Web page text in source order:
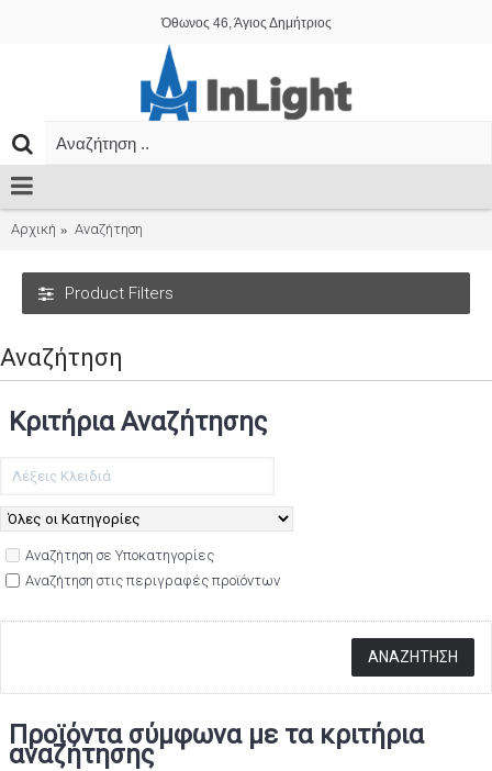
Όθωνος 46, Άγιος Δημήτριος
Αρχική Αναζήτηση
Product Filters
Αναζήτηση
Κριτήρια Αναζήτησης
Αναζήτηση σε Υποκατηγορίες
Αναζήτηση στις περιγραφές προϊόντων
Προϊόντα σύμφωνα με τα κριτήρια
αναζήτησης